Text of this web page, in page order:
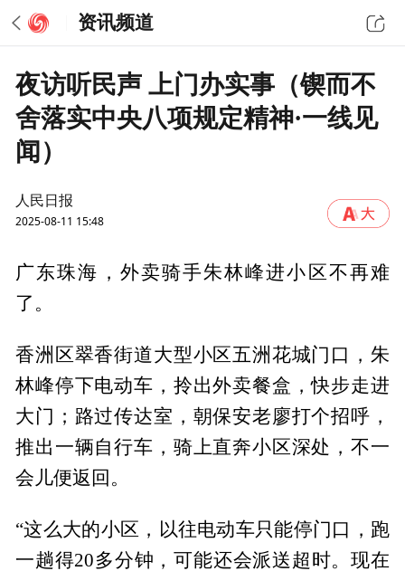
资讯频道
夜访听民声 上门办实事（锲而不
舍落实中央八项规定精神·一线见
闻）
人民日报
2025-08-11 15:48
广东珠海，外卖骑手朱林峰进小区不再难
了。
香洲区翠香街道大型小区五洲花城门口，朱
林峰停下电动车，拎出外卖餐盒，快步走进
大门；路过传达室，朝保安老廖打个招呼，
推出一辆自行车，骑上直奔小区深处，不一
会儿便返回。
“这么大的小区，以往电动车只能停门口，跑
一趟得20多分钟，可能还会派送超时。现在